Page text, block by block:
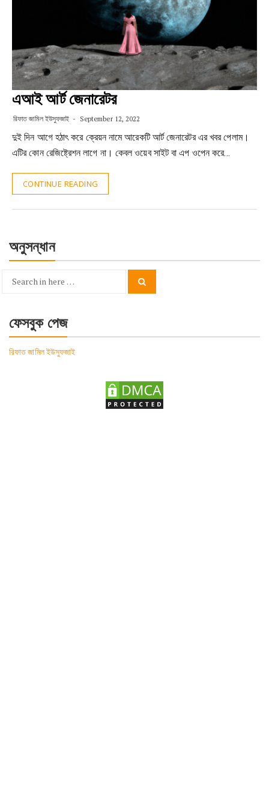
এআই আর্ট জেনারেটর
রিফাত জামিল ইউসুফজাই September 12, 2022
দুই দিন আগে হঠাৎ করে ক্রেয়ন নামে আরেকটি আর্ট জেনারেটর এর খবর পেলাম।
এটির কোন রেজিষ্ট্রেশন লাগে না। কেবল ওয়েব সাইট বা এপ ওপেন করে…
CONTINUE READING
অনুসন্ধান
Search
ফেসবুক পেজ
রিফাত জামিল ইউসুফজাই